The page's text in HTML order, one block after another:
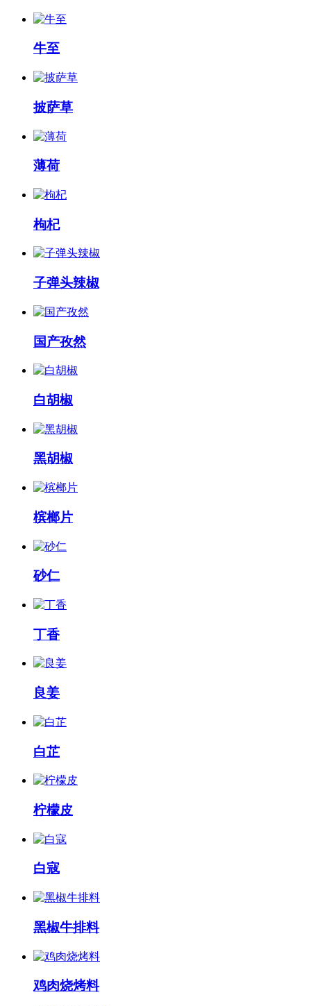
牛至
披萨草
薄荷
枸杞
子弹头辣椒
国产孜然
白胡椒
黑胡椒
槟榔片
砂仁
丁香
良姜
白芷
柠檬皮
白寇
黑椒牛排料
鸡肉烧烤料